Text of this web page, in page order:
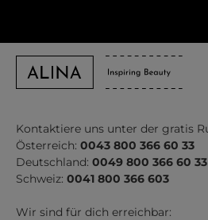
Kontaktiere uns unter der gratis
Österreich: 0043 800 366 60 33
Deutschland: 0049 800 366 60 33
Schweiz: 0041 800 366 603
Wir sind für dich erreichbar: